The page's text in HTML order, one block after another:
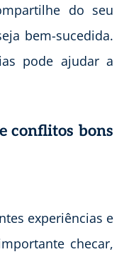
do seu
bem-sucedida.
pode ajudar a
conflitos bons
experiências e
checar,